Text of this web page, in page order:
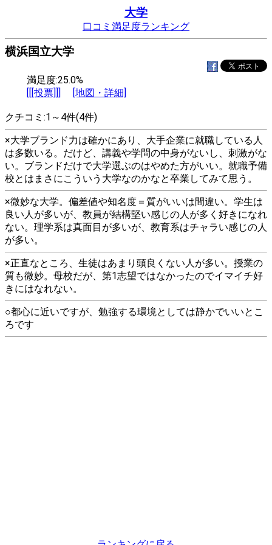
大学
口コミ満足度ランキング
横浜国立大学
満足度:25.0%
[[[投票]]]
[地図・詳細]
クチコミ:1～4件(4件)
×大学ブランド力は確かにあり、大手企業に就職している人
は多数いる。だけど、講義や学問の中身がないし、刺激がな
い。ブランドだけで大学選ぶのはやめた方がいい。就職予備
校とはまさにこういう大学なのかなと卒業してみて思う。
×微妙な大学。偏差値や知名度＝質がいいは間違い。学生は
良い人が多いが、教員が結構堅い感じの人が多く好きになれ
ない。理学系は真面目が多いが、教育系はチャラい感じの人
が多い。
×正直なところ、生徒はあまり頭良くない人が多い。授業の
質も微妙。母校だが、第1志望ではなかったのでイマイチ好
きにはなれない。
○都心に近いですが、勉強する環境としては静かでいいとこ
ろです